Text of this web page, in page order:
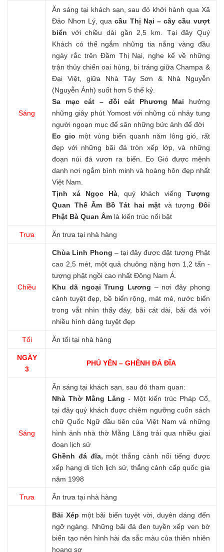
Sáng
Ăn sáng tại khách sạn, sau đó khởi hành qua Xã
Đảo Nhơn Lý, quacầu Thị Nại – cây cầu vượt
biển với chiều dài gần 2,5 km. Tại đây Quý
Khách có thể ngắm những tia nắng vàng đầu
ngày rắc trên Đầm Thị Nại, nghe kể về những
trận thủy chiến oai hùng, bi tráng giữa Champa &
Đại Việt, giữa Nhà Tây Sơn & Nhà Nguyễn
(Nguyễn Ánh) suốt hơn 5 thế kỷ.
Sa mạc cát – đồi cát Phương Mai hưởng
những giây phút Yomost với những cú nhảy tung
người ngoạn mục để săn những bức ảnh để đời
Eo gio một vùng biển quanh năm lông gió, rất
đẹp với những bãi đá tròn xếp lớp, và những
đoạn núi đá vươn ra biển. Eo Gió được mệnh
danh nơi ngắm bình minh và hoàng hôn đẹp nhất
Việt Nam.
Tịnh xá Ngọc Hà, quý khách viếng Tượng
Quan Thế Âm Bồ Tát hai mặt và tượng Đôi
Phật Bà Quan Âm là kiến trúc nổi bật
Trưa Ăn trưa tại nhà hàng
Chiều
Chùa Linh Phong – tại đây được đặt tượng Phật
cao 2,5 mét, một quả chuông nặng hơn 1,2 tấn -
tượng phật ngồi cao nhất Đông Nam Á.
Khu dã ngoại Trung Lương – nơi đây phong
cảnh tuyệt đẹp, bề biển rộng, mát mẻ, nước biển
trong vắt nhìn thấy đáy, bãi cát dài, bãi đá với
nhiều hình dáng tuyệt đẹp
Tối Ăn tối tại nhà hàng
NGÀY
3
PHÚ YÊN – GHỀNH ĐÁ ĐĨA
Sáng
Ăn sáng tại khách sạn, sau đó tham quan:
Nhà Thờ Mằng Lăng - Một kiến trúc Pháp Cổ,
tại đây quý khách đuợc chiêm ngưỡng cuốn sách
chữ Quốc Ngữ đầu tiên của Việt Nam và những
hình ảnh nhà thờ Mằng Lăng trải qua nhiều giai
đoạn lịch sử
Ghềnh đá đĩa, một thắng cảnh nổi tiếng được
xếp hạng di tích lịch sử, thắng cảnh cấp quốc gia
năm 1998
Trưa Ăn trưa tại nhà hàng
Bãi Xép một bãi biển tuyệt vời, duyên dáng đến
ngỡ ngàng. Những bãi đá đen tuyền xếp ven bờ
biển tạo nên hình hài đa sắc màu của thiên nhiên
hoang sơ